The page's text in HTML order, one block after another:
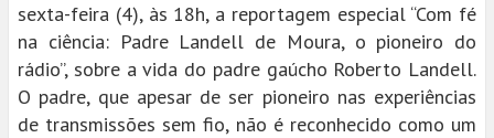
sexta-feira (4), às 18h, a reportagem especial “Com fé
na ciência: Padre Landell de Moura, o pioneiro do
rádio”, sobre a vida do padre gaúcho Roberto Landell.
O padre, que apesar de ser pioneiro nas experiências
de transmissões sem fio, não é reconhecido como um